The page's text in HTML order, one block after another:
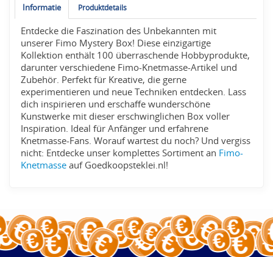
Informatie Produktdetails
Entdecke die Faszination des Unbekannten mit
unserer Fimo Mystery Box! Diese einzigartige
Kollektion enthält 100 überraschende Hobbyprodukte,
darunter verschiedene Fimo-Knetmasse-Artikel und
Zubehör. Perfekt für Kreative, die gerne
experimentieren und neue Techniken entdecken. Lass
dich inspirieren und erschaffe wunderschöne
Kunstwerke mit dieser erschwinglichen Box voller
Inspiration. Ideal für Anfänger und erfahrene
Knetmasse-Fans. Worauf wartest du noch? Und vergiss
nicht: Entdecke unser komplettes Sortiment an Fimo-
Knetmasse auf Goedkoopsteklei.nl!